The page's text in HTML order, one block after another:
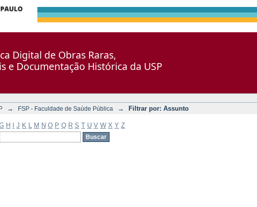
Digital de Obras Raras,
e Documentação Histórica da USP
→ FSP - Faculdade de Saúde Pública → Filtrar por: Assunto
H J K M N O P Q R S T U V W X Y Z